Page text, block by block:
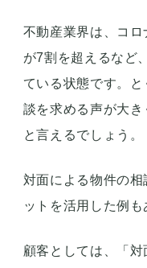
不動産業界は、コ
が7割を超えるなど
ている状態です。
談を求める声が大
と言えるでしょう。
対面による物件の
ットを活用した例も
顧客としては、「